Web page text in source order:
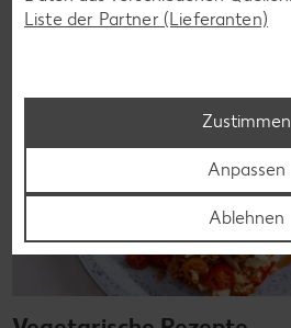
Liste der Partner (Lieferanten)
Zustimmen
Anpassen
Ablehnen